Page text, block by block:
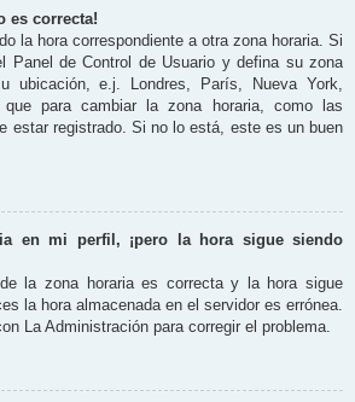
es correcta!
la hora correspondiente a otra zona horaria. Si
Panel de Control de Usuario y defina su zona
ubicación, e.j. Londres, París, Nueva York,
que para cambiar la zona horaria, como las
estar registrado. Si no lo está, este es un buen
en mi perfil, ¡pero la hora sigue siendo
la zona horaria es correcta y la hora sigue
la hora almacenada en el servidor es errónea.
La Administración para corregir el problema.